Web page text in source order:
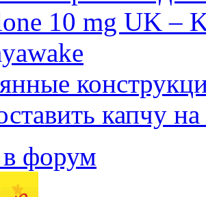
10 mg UK –
капчу
форум